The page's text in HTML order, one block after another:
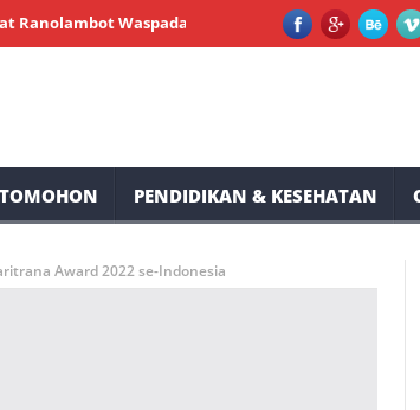
Waspadai Dampak El Nino Legislator DPRD
TOMOHON PENDIDIKAN & KESEHATAN
Award 2022 se-Indonesia